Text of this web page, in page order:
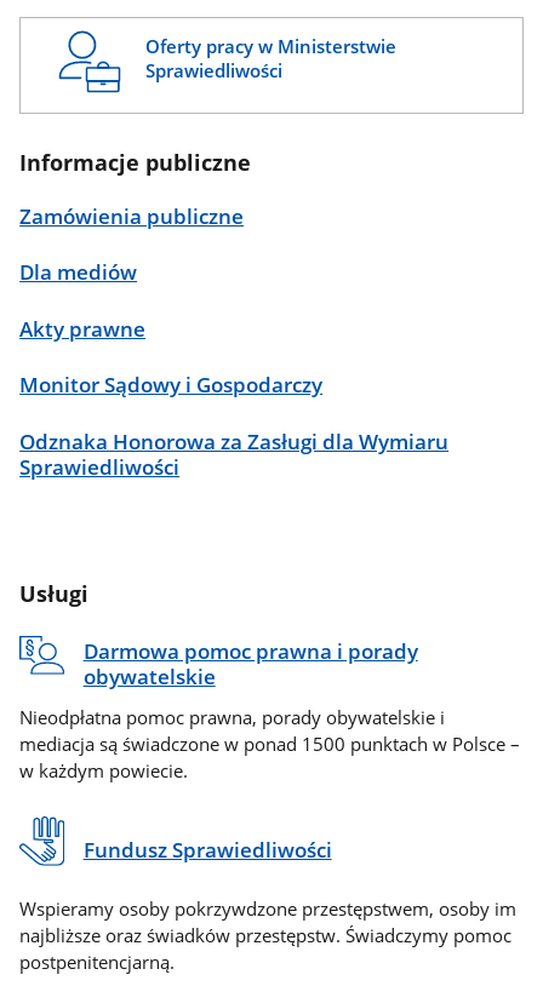
Oferty pracy w Ministerstwie
Sprawiedliwości
Informacje publiczne
Zamówienia publiczne
Dla mediów
Akty prawne
Monitor Sądowy i Gospodarczy
Odznaka Honorowa za Zasługi dla Wymiaru
Sprawiedliwości
Usługi
Darmowa pomoc prawna i porady
obywatelskie
Nieodpłatna pomoc prawna, porady obywatelskie i
mediacja są świadczone w ponad 1500 punktach w Polsce –
w każdym powiecie.
Fundusz Sprawiedliwości
Wspieramy osoby pokrzywdzone przestępstwem, osoby im
najbliższe oraz świadków przestępstw. Świadczymy pomoc
postpenitencjarną.